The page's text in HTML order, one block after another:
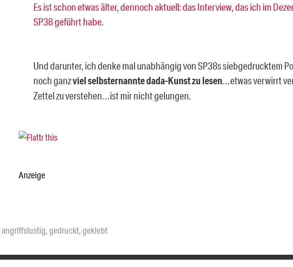
Es ist schon etwas älter, dennoch aktuell:das Interview, das ich im
SP38 geführt habe.
Und darunter, ich denke mal unabhängig von SP38s siebgedrucktem
noch ganzviel selbsternannte dada-Kunst zu lesen…etwas verwirrt
Zettel zu verstehen…ist mir nicht gelungen.
Anzeige
angriffslustig, gedruckt, geklebt